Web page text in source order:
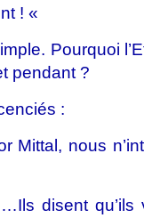
! «
Pourquoi
pendant ?
:
Mittal, nous
disent qu’ils